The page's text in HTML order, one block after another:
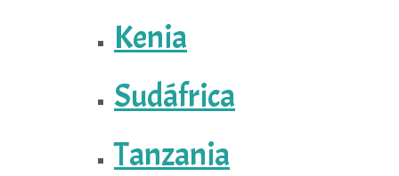
Kenia
Sudáfrica
Tanzania